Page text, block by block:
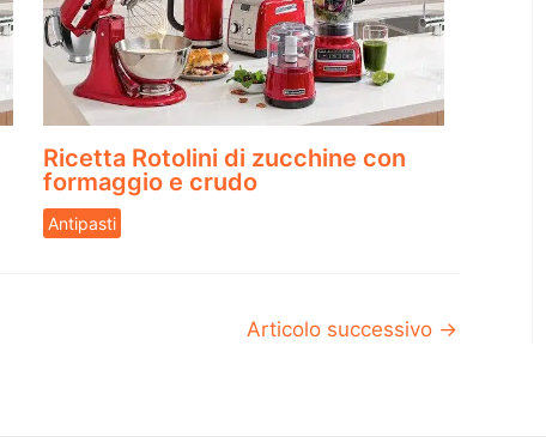
Ricetta Rotolini di zucchine con
formaggio e crudo
Antipasti
Articolo successivo →